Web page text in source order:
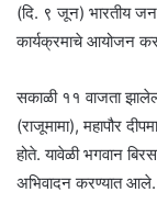
(दि. ९ जून) भारतीय
कार्यक्रमाचे आयोजन
सकाळी ११ वाजता
(राजूमामा), महापौर
होते. यावेळी भगवान
अभिवादन करण्यात आले.